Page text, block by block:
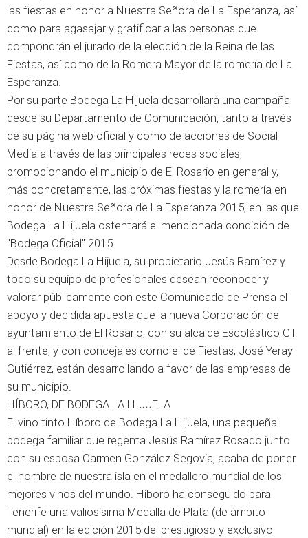
las fiestas en honor a Nuestra Señora de La Esperanza, así
como para agasajar y gratificar a las personas que
compondrán el jurado de la elección de la Reina de las
Fiestas, así como de la Romera Mayor de la romería de La
Esperanza.
Por su parte Bodega La Hijuela desarrollará una campaña
desde su Departamento de Comunicación, tanto a través
de su página web oficial y como de acciones de Social
Media a través de las principales redes sociales,
promocionando el municipio de El Rosario en general y,
más concretamente, las próximas fiestas y la romería en
honor de Nuestra Señora de La Esperanza 2015, en las que
Bodega La Hijuela ostentará el mencionada condición de
"Bodega Oficial" 2015.
Desde Bodega La Hijuela, su propietario Jesús Ramírez y
todo su equipo de profesionales desean reconocer y
valorar públicamente con este Comunicado de Prensa el
apoyo y decidida apuesta que la nueva Corporación del
ayuntamiento de El Rosario, con su alcalde Escolástico Gil
al frente, y con concejales como el de Fiestas, José Yeray
Gutiérrez, están desarrollando a favor de las empresas de
su municipio.
HÍBORO, DE BODEGA LA HIJUELA
El vino tinto Híboro de Bodega La Hijuela, una pequeña
bodega familiar que regenta Jesús Ramírez Rosado junto
con su esposa Carmen González Segovia, acaba de poner
el nombre de nuestra isla en el medallero mundial de los
mejores vinos del mundo. Híboro ha conseguido para
Tenerife una valiosísima Medalla de Plata (de ámbito
mundial) en la edición 2015 del prestigioso y exclusivo